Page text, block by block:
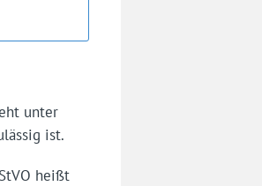
unter
ist.
heißt